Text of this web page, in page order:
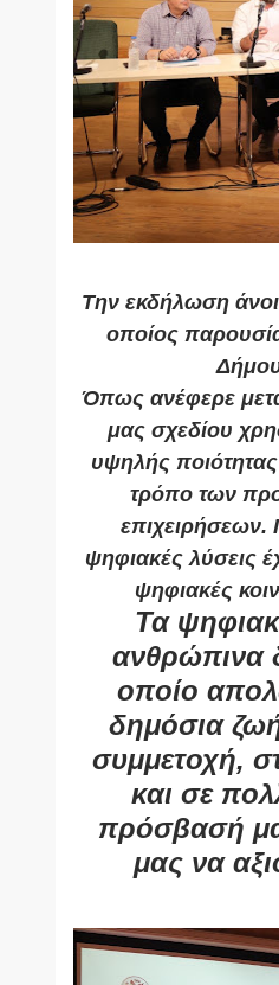
Την εκδήλωση
οποίος
Όπως ανέφερε
μας σχεδίου
υψηλής
τρόπο των
επιχειρήσεων.
ψηφιακές λύσεις
ψηφιακές
Τα
ανθρώπινα
οποίο
δημόσια
συμμετοχή,
και σε
πρόσβασή
μας να